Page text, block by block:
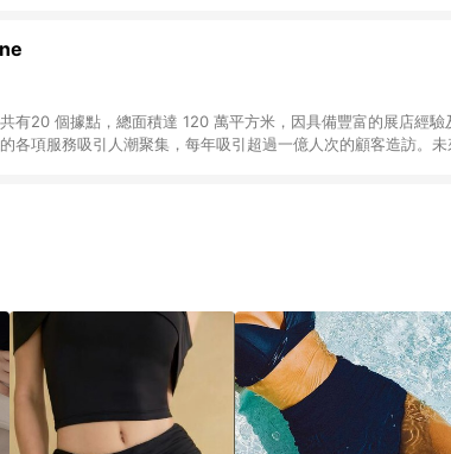
有20 個據點，總面積達 120 萬平方米，因具備豐富的展店經驗
各項服務吸引人潮聚集，每年吸引超過一億人次的顧客造訪。未